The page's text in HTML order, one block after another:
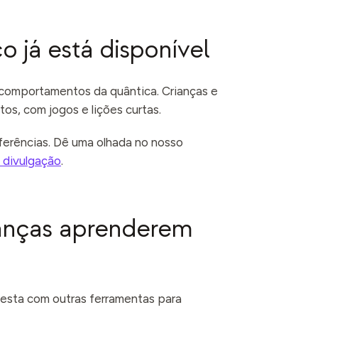
já está disponível
da quântica. Crianças e
com jogos e lições curtas.
Dê uma olhada no nosso
.
aprenderem
com outras ferramentas para